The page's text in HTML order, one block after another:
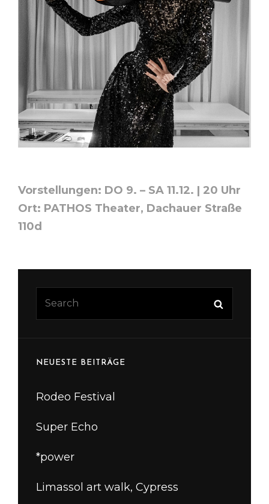
Vorstellungen: DO 9. – SA 11.12. | 20 Uhr
Ort: PATHOS Theater, Dachauer Straße
110d
NEUESTE BEITRÄGE
Rodeo Festival
Super Echo
*power
Limassol art walk, Cypress